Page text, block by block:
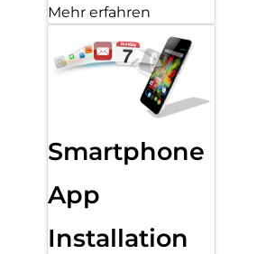
Mehr erfahren
Smartphone
App
Installation